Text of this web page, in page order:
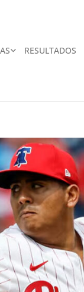
RESULTADOS